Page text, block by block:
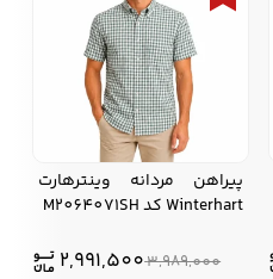
پیراهن مردانه وینترهارت
Winterhart کد M2064071SH
3,989,000
2,991,500